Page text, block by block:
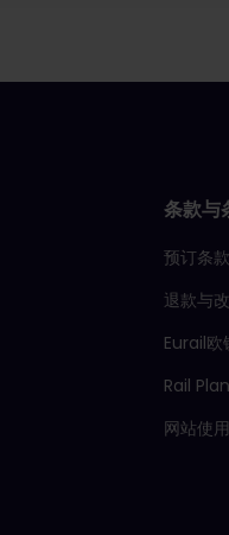
条款与
预订条款
退款与
Eurail欧
Rail
网站使